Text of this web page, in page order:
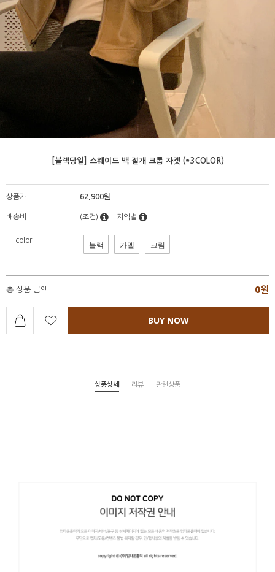
[블랙당일] 스웨이드 백 절개 크롭 자켓 (*3COLOR)
상품가 62,900원
배송비 (조건) 지역별
color 블랙 카멜 크림
총 상품 금액 0원
BUY NOW
상품상세 리뷰 관련상품